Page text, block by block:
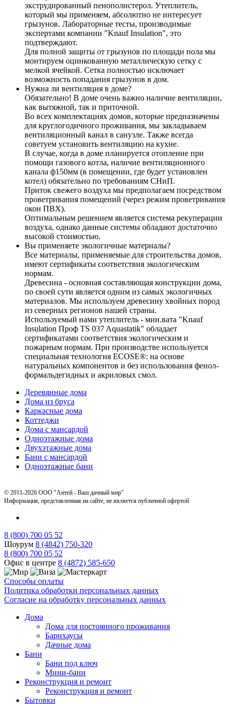
экструдированный пенополистерол. Утеплитель,
который мы применяем, абсолютно не интересует
грызунов. Лабораторные тесты, производимые
экспертами компании "Knauf Insulation", это
подтверждают.
Для полной защиты от грызунов по площади пола мы
монтируем оцинкованную металлическую сетку с
мелкой ячейкой. Сетка полностью исключает
возможность попадания грызунов в дом.
Нужна ли вентиляция в доме?
Обязательно! В доме очень важно наличие вентиляции,
как вытяжной, так и приточной.
Во всех комплектациях домов, которые предназначены
для круглогодичного проживания, мы закладываем
вентиляционный канал в санузле. Также всегда
советуем установить вентиляцию на кухне.
В случае, когда в доме планируется отопление при
помощи газового котла, наличие вентиляционного
канала ф150мм (в помещении, где будет установлен
котел) обязательно по требованиям СНиП.
Приток свежего воздуха мы предполагаем посредством
проветривания помещений (через режим проветривания
окон ПВХ).
Оптимальным решением является система рекуперации
воздуха, однако данные системы обладают достаточно
высокой стоимостью.
Вы применяете экологичные материалы?
Все материалы, применяемые для строительства домов,
имеют сертификаты соответствия экологическим
нормам.
Древесина - основная составляющая конструкции дома,
по своей сути является одним из самых экологичных
материалов. Мы используем древесину хвойных пород
из северных регионов нашей страны.
Используемый нами утеплитель - мин.вата "Knauf
Insulation Проф TS 037 Aquastatik" обладает
сертификатами соответствия экологическим и
пожарным нормам. При производстве используется
специальная технология ECOSE®: на основе
натуральных компонентов и без использования фенол-
формальдегидных и акриловых смол.
Деревянные дома
Дома из бруса
Каркасные дома
Коттеджи
Дома с мансардой
Одноэтажные дома
Двухэтажные дома
Бани с мансардой
Одноэтажные бани
© 2011-2026 ООО "Антей - Ваш дачный мир"
Информация, представленная на сайте, не является публичной офертой
8 (800) 700 05 52
Шоурум 8 (4842) 750-320
8 (800) 700 05 52
Офис в центре 8 (4872) 585-650
Способы оплаты
Политика обработки персональных данных
Согласие на обработку персональных данных
Дома
Дома для постоянного проживания
Барнхаусы
Дачные дома
Бани
Бани под ключ
Мини-бани
Реконструкция и ремонт
Реконструкция и ремонт
Бытовки